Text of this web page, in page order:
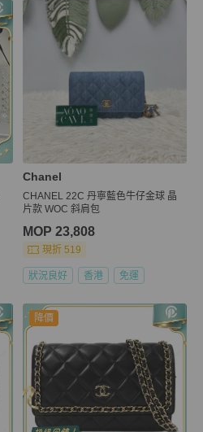
Chanel
CHANEL 22C 丹寧藍色牛仔金球 晶
片款 WOC 斜肩包
MOP 23,808
現折 519
狀況良好 香港 免運
降價